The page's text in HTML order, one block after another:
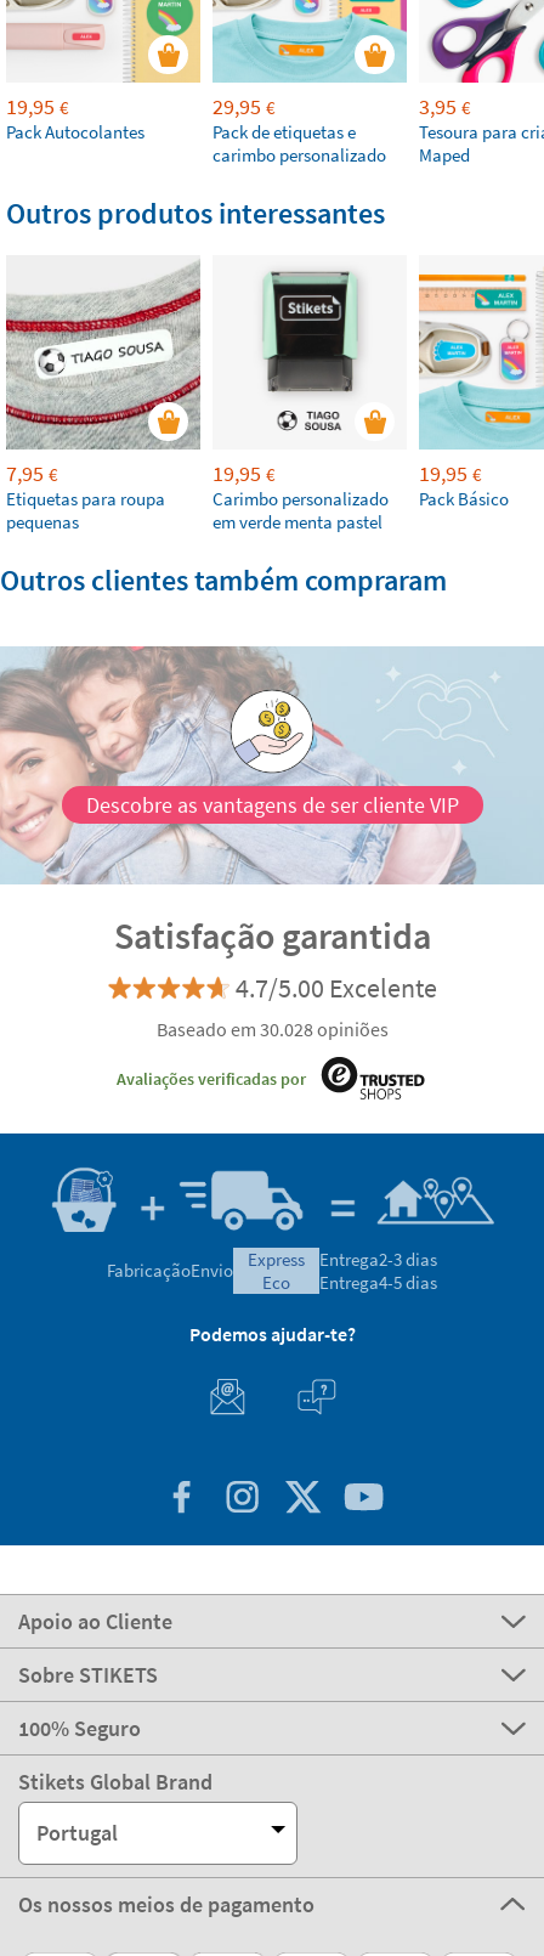
19,95 €
Pack Autocolantes
29,95 €
Pack de etiquetas e
carimbo personalizado
3,95 €
Tesoura para
Maped
Outros produtos interessantes
7,95 €
Etiquetas para roupa
pequenas
19,95 €
Carimbo personalizado
em verde menta pastel
19,95 €
Pack Básico
Outros clientes também compraram
Descobre as vantagens de ser cliente VIP
Satisfação garantida
4.7/5.00 Excelente
Baseado em 30.028 opiniões
Avaliações verificadas por
FabricaçãoEnvio
express
eco
Entrega2-3 dias
Entrega4-5 dias
Podemos ajudar-te?
Apoio ao Cliente
Sobre STIKETS
100% Seguro
Stikets Global Brand
Portugal
Os nossos meios de pagamento